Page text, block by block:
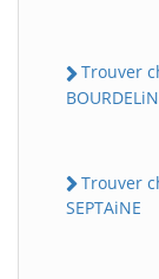
Trouver
Trouver
SEPTAiNE